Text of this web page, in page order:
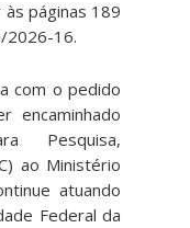
páginas 189
2026-16.
com o pedido
encaminhado
Pesquisa,
ao Ministério
atuando
Federal da